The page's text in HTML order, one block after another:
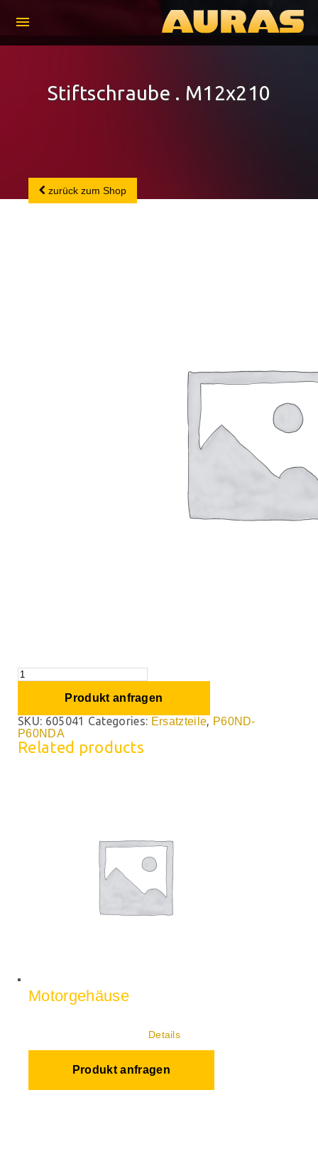
menu
zurück zum Shop
Stiftschraube . M12x210
Produkt anfragen
SKU: 605041 Categories: Ersatzteile, P60ND-
P60NDA
Related products
Motorgehäuse
Details
Produkt anfragen